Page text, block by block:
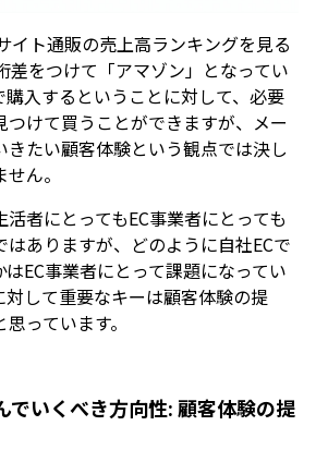
イト通販の売上高ランキングを見る
差をつけて「アマゾン」となってい
購入するということに対して、必要
つけて買うことができますが、メー
きたい顧客体験という観点では決し
ん。
者にとってもEC事業者にとっても
はありますが、どのように自社ECで
EC事業者にとって課題になってい
対して重要なキーは顧客体験の提
っています。
でいくべき方向性: 顧客体験の提